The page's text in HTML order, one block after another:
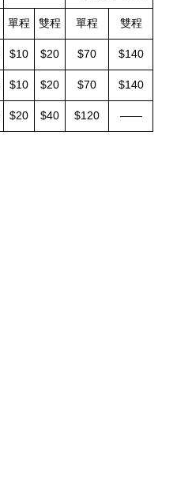
單程 雙程 單程 雙程
$10 $20 $70 $140
$10 $20 $70 $140
$20 $40 $120 ——